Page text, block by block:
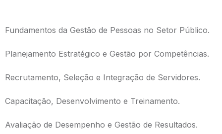
Fundamentos da Gestão de Pessoas no Setor Público.
Planejamento Estratégico e Gestão por Competências.
Recrutamento, Seleção e Integração de Servidores.
Capacitação, Desenvolvimento e Treinamento.
Avaliação de Desempenho e Gestão de Resultados.